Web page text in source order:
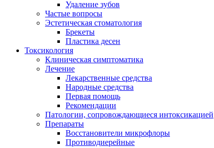
Удаление зубов
Частые вопросы
Эстетическая стоматология
Брекеты
Пластика десен
Токсикология
Клиническая симптоматика
Лечение
Лекарственные средства
Народные средства
Первая помощь
Рекомендации
Патологии, сопровождающиеся интоксикацией
Препараты
Восстановители микрофлоры
Противодиерейные